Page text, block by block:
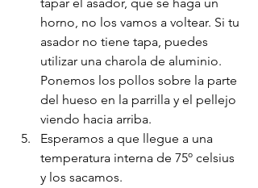
horno, no los vamos a voltear. Si tu
asador no tiene tapa, puedes
utilizar una charola de aluminio.
Ponemos los pollos sobre la parte
del hueso en la parrilla y el pellejo
viendo hacia arriba.
Esperamos a que llegue a una
temperatura interna de 75º celsius
y los sacamos.